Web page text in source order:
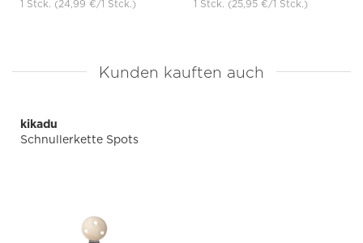
1 Stck. (24,99 €/1 Stck.) 1 Stck. (25,95 €/1 Stck.)
Kunden kauften auch
kikadu
Schnullerkette Spots